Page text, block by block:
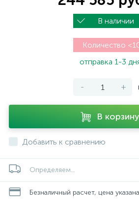
В наличии
Количество
отправка 1-3
- +
В корзину
Добавить к сравнению
Определяем...
Безналичный расчет, цена